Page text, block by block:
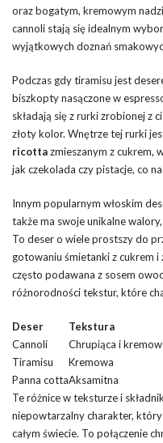
oraz bogatym, kremowym
cannoli stają się idealnym
wyjątkowych doznań
Podczas gdy tiramisu jest
biszkopty nasączone w
składają się z rurki zrobionej z
złoty kolor. Wnętrze tej rurki
ricottazmieszanym z cukrem,
jak czekolada czy pistacje, co
Innym popularnym włoskim
także ma swoje unikalne
To deser o wiele prostszy do
gotowaniu śmietanki z cukrem
często podawana z sosem
różnorodności tekstur, które
Deser Tekstura
Cannoli
Chrupiąca i
Tiramisu
Kremowa
Panna cottaAksamitna
Te różnice w teksturze i
niepowtarzalny charakter, który
całym świecie. To połączenie